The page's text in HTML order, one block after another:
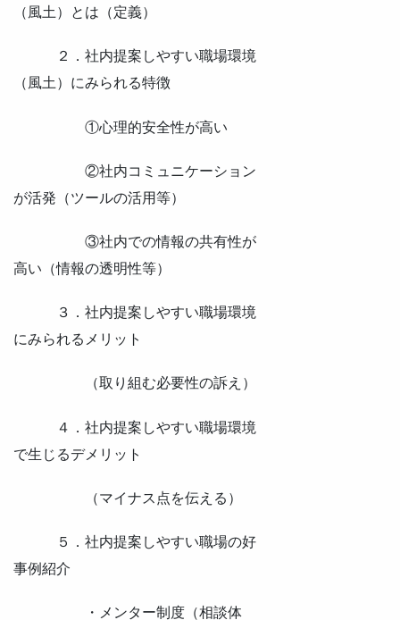
（風土）とは（定義）
２．社内提案しやすい職場環境
（風土）にみられる特徴
①心理的安全性が高い
②社内コミュニケーション
が活発（ツールの活用等）
③社内での情報の共有性が
高い（情報の透明性等）
３．社内提案しやすい職場環境
にみられるメリット
（取り組む必要性の訴え）
４．社内提案しやすい職場環境
で生じるデメリット
（マイナス点を伝える）
５．社内提案しやすい職場の好
事例紹介
・メンター制度（相談体